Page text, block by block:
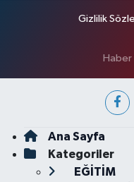
Gizlilik
Haber
Ana Sayfa
Kategoriler
EĞİTİM